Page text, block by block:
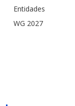
Entidades
WG 2027